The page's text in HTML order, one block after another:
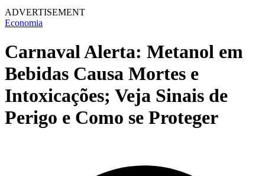
ADVERTISEMENT
Economia
Carnaval Alerta: Metanol em
Bebidas Causa Mortes e
Intoxicações; Veja Sinais de
Perigo e Como se Proteger